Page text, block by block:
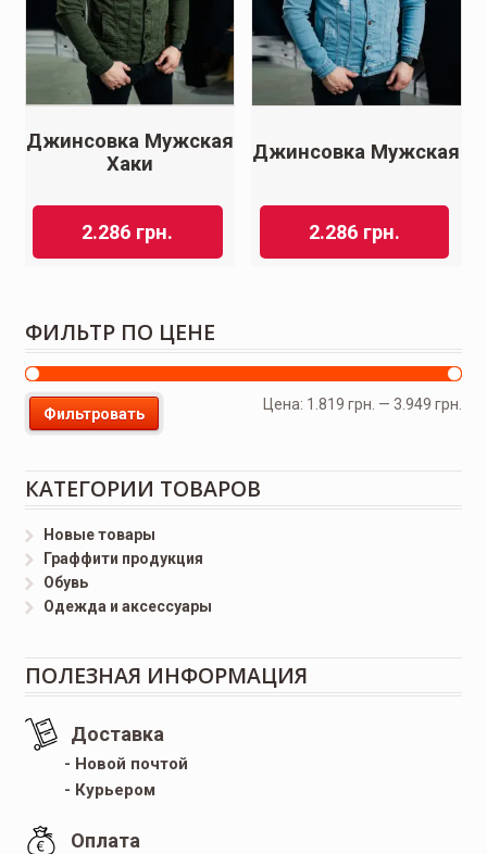
Джинсовка Мужская
Хаки
2.286 грн.
Джинсовка Мужская
2.286 грн.
ФИЛЬТР ПО ЦЕНЕ
Фильтровать
Цена: 1.819 грн. —3.949 грн.
КАТЕГОРИИ ТОВАРОВ
Новые товары
Граффити продукция
Обувь
Одежда и аксессуары
ПОЛЕЗНАЯ ИНФОРМАЦИЯ
Доставка
- Новой почтой
- Курьером
Оплата